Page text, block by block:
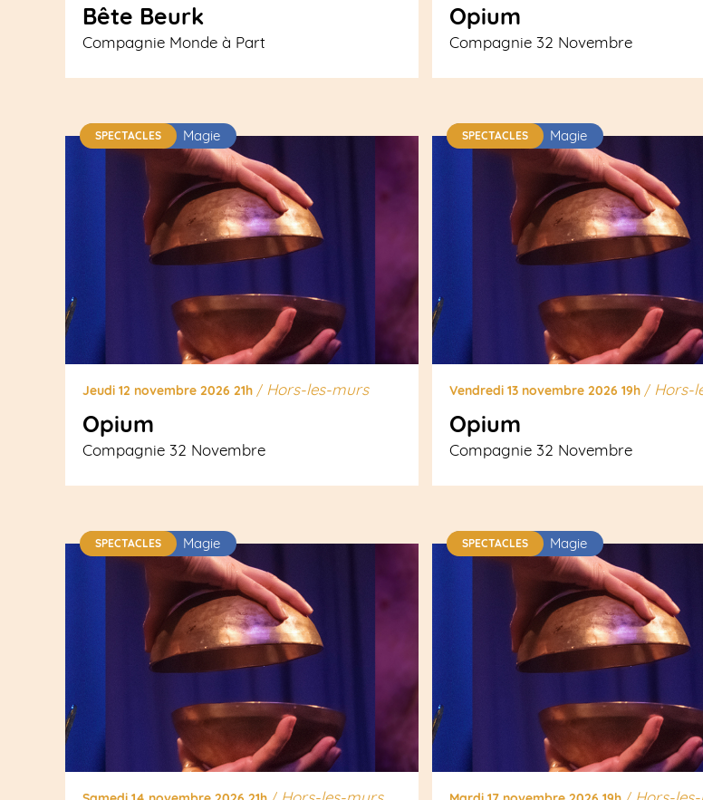
Bête Beurk
Compagnie Monde à Part
Opium
Compagnie 32 Novembre
Jeudi 12 novembre 2026 21h/ Hors-les-murs
Opium
Compagnie 32 Novembre
SPECTACLES Magie
Vendredi 13 novembre 2026 19h/ Hors-
Opium
Compagnie 32 Novembre
SPECTACLES Magie
SPECTACLES Magie SPECTACLES Magie